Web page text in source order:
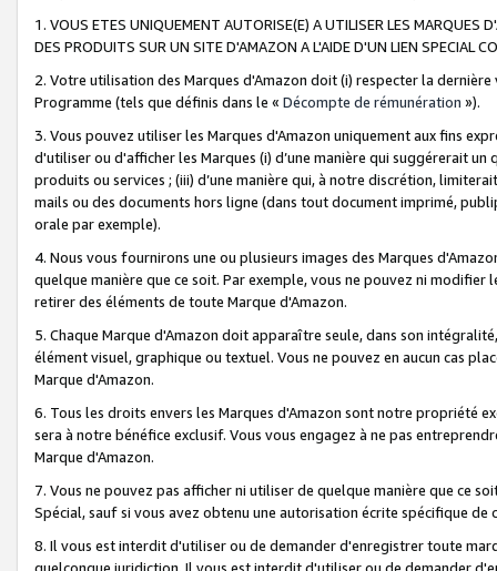
1. VOUS ETES UNIQUEMENT AUTORISE(E) A UTILISER LES MARQUES
DES PRODUITS SUR UN SITE D'AMAZON A L'AIDE D'UN LIEN SPECIAL
2. Votre utilisation des Marques d'Amazon doit (i) respecter la
Programme (tels que définis dans le « Décompte de rémunération »).
3. Vous pouvez utiliser les Marques d'Amazon uniquement aux fins
d'utiliser ou d'afficher les Marques (i) d’une manière qui suggérerait
produits ou services ; (iii) d’une manière qui, à notre discrétion,
mails ou des documents hors ligne (dans tout document imprimé,
orale par exemple).
4. Nous vous fournirons une ou plusieurs images des Marques
quelque manière que ce soit. Par exemple, vous ne pouvez ni
retirer des éléments de toute Marque d'Amazon.
5. Chaque Marque d'Amazon doit apparaître seule, dans son
élément visuel, graphique ou textuel. Vous ne pouvez en aucun cas
Marque d'Amazon.
6. Tous les droits envers les Marques d'Amazon sont notre propriété
sera à notre bénéfice exclusif. Vous vous engagez à ne pas
Marque d'Amazon.
7. Vous ne pouvez pas afficher ni utiliser de quelque manière que ce
Spécial, sauf si vous avez obtenu une autorisation écrite spécifique de
8. Il vous est interdit d'utiliser ou de demander d'enregistrer toute
quelconque juridiction. Il vous est interdit d'utiliser ou de demander